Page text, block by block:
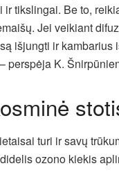
tikslingai. Be to,
Jei veikiant
išjungti ir
perspėja K.
turi ir savų
ozono kiekis